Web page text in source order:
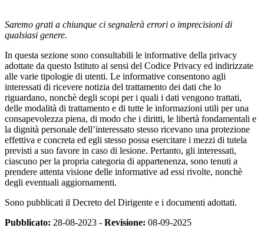
Saremo grati a chiunque ci segnalerà errori o imprecisioni di
qualsiasi genere.
In questa sezione sono consultabili le informative della privacy
adottate da questo Istituto ai sensi del Codice Privacy ed indirizzate
alle varie tipologie di utenti. Le informative consentono agli
interessati di ricevere notizia del trattamento dei dati che lo
riguardano, nonchè degli scopi per i quali i dati vengono trattati,
delle modalità di trattamento e di tutte le informazioni utili per una
consapevolezza piena, di modo che i diritti, le libertà fondamentali e
la dignità personale dell’interessato stesso ricevano una protezione
effettiva e concreta ed egli stesso possa esercitare i mezzi di tutela
previsti a suo favore in caso di lesione. Pertanto, gli interessati,
ciascuno per la propria categoria di appartenenza, sono tenuti a
prendere attenta visione delle informative ad essi rivolte, nonchè
degli eventuali aggiornamenti.
Sono pubblicati il Decreto del Dirigente e i documenti adottati.
Pubblicato: 28-08-2023 - Revisione: 08-09-2025